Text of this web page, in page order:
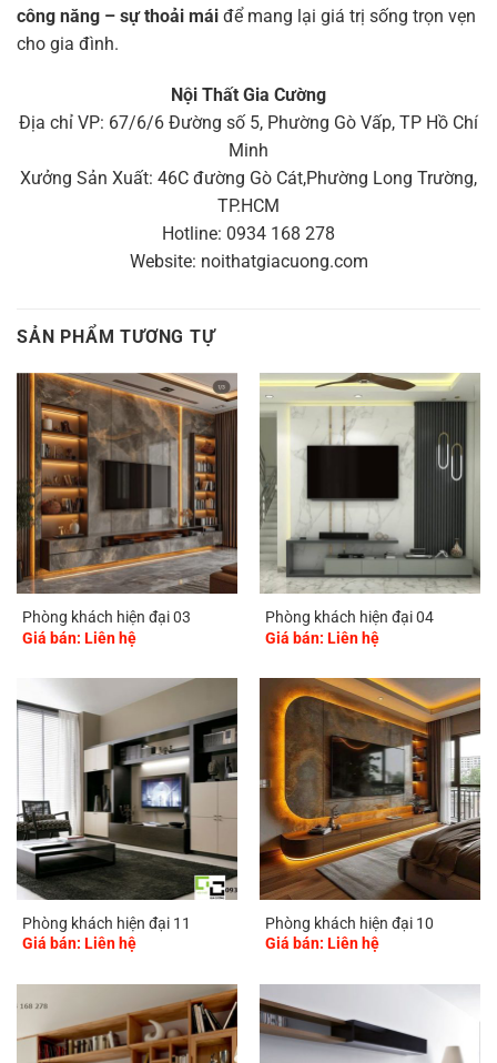
công năng – sự thoải mái để mang lại giá trị sống trọn vẹn
cho gia đình.
Nội Thất Gia Cường
Địa chỉ VP: 67/6/6 Đường số 5, Phường Gò Vấp, TP Hồ Chí
Minh
Xưởng Sản Xuất: 46C đường Gò Cát,Phường Long Trường,
TP.HCM
Hotline: 0934 168 278
Website: noithatgiacuong.com
SẢN PHẨM TƯƠNG TỰ
Phòng khách hiện đại 03
Giá bán: Liên hệ
Phòng khách hiện đại 04
Giá bán: Liên hệ
Phòng khách hiện đại 11
Giá bán: Liên hệ
Phòng khách hiện đại 10
Giá bán: Liên hệ